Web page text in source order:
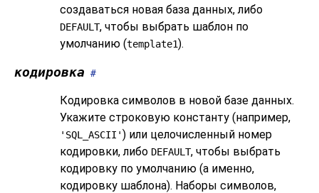
создаваться новая база данных, либо
DEFAULT, чтобы выбрать шаблон по
умолчанию (template1).
кодировка #
Кодировка символов в новой базе данных.
Укажите строковую константу (например,
'SQL_ASCII') или целочисленный номер
кодировки, либо DEFAULT, чтобы выбрать
кодировку по умолчанию (а именно,
кодировку шаблона). Наборы символов,